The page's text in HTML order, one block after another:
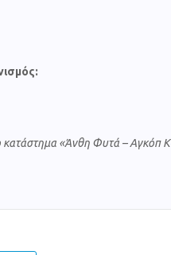
κατάστημα «Άνθη Φυτά – Αγκόπ